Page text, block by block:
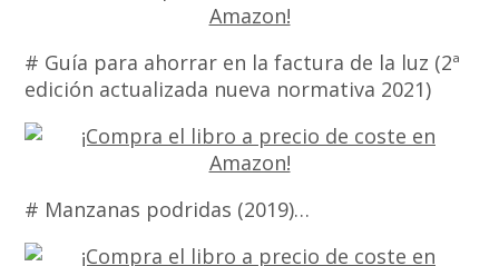
# Guía para ahorrar en la factura de la luz (2ª
edición actualizada nueva normativa 2021)
# Manzanas podridas (2019)…